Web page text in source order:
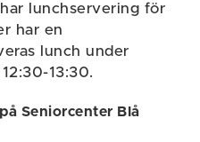
lunchservering för
har en
lunch under
13:30.
Seniorcenter Blå